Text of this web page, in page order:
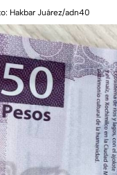
Hakbar Juárez/adn40